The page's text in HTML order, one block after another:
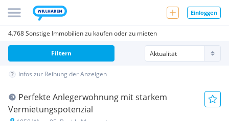
Einloggen
4.768 Sonstige Immobilien zu kaufen oder zu mieten
Filtern
Infos zur Reihung der Anzeigen
Perfekte Anlegerwohnung mit starkem
Vermietungspotenzial